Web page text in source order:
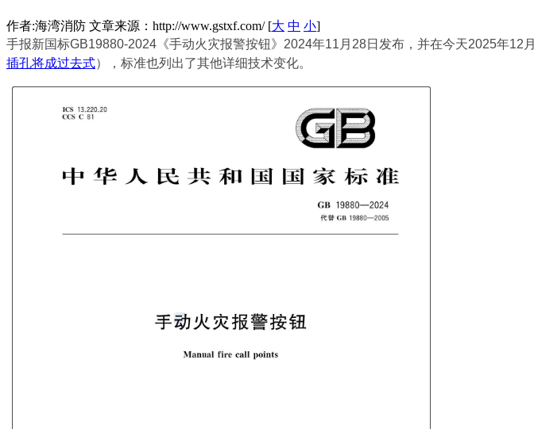
作者:海湾消防 文章来源：http://www.gstxf.com/ [大 中 小]
手报新国标GB19880-2024《手动火灾报警按钮》2024年11月28日发布，并在今天2025年12
插孔将成过去式），标准也列出了其他详细技术变化。